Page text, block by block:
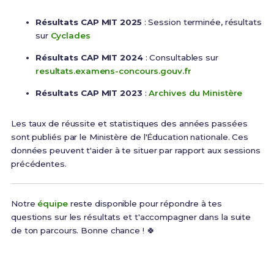
Résultats CAP MIT 2025 : Session terminée, résultats
sur Cyclades
Résultats CAP MIT 2024: Consultables sur
resultats.examens-concours.gouv.fr
Résultats CAP MIT 2023 :Archives du Ministère
Les taux de réussite et statistiques des années passées
sont publiés par le Ministère de l'Éducation nationale. Ces
données peuvent t'aider à te situer par rapport aux sessions
précédentes.
Notre équipereste disponible pour répondre à tes
questions sur les résultats et t'accompagner dans la suite
de ton parcours. Bonne chance ! 🍀